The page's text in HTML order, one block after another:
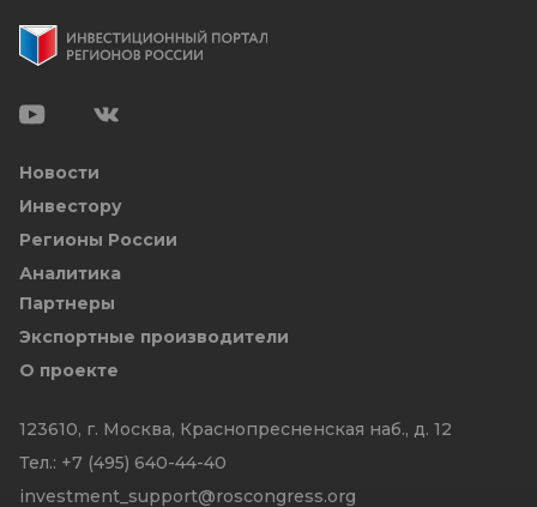
Новости
Инвестору
Регионы России
Аналитика
Партнеры
Экспортные производители
О проекте
123610, г. Москва, Краснопресненская наб., д. 12
Тел.: +7 (495) 640-44-40
investment_support@roscongress.org